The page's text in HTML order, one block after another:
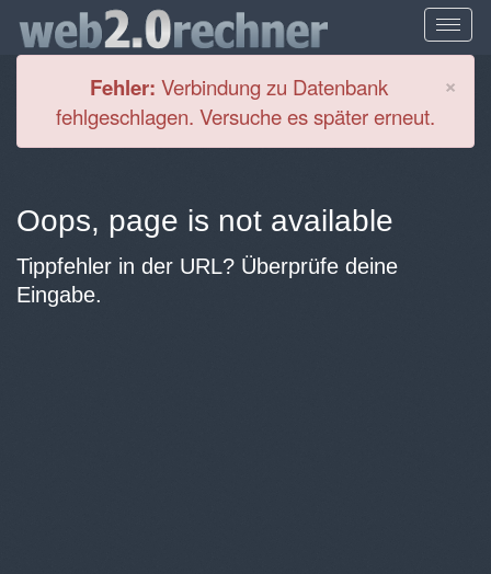
×
Fehler: Verbindung zu Datenbank
fehlgeschlagen. Versuche es später erneut.
Oops, page is not available
Tippfehler in der URL? Überprüfe deine
Eingabe.